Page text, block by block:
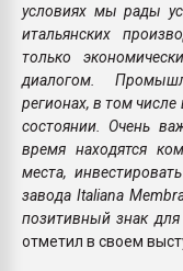
условиях мы рады
итальянских
только
диалогом.
регионах, в том
состоянии. Очень
время находятся
места,
завода Italiana
позитивный знак
отметил в своем